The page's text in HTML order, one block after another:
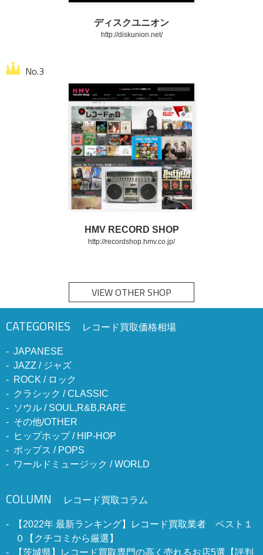
ディスクユニオン
http://diskunion.net/
HMV RECORD SHOP
http://recordshop.hmv.co.jp/
VIEW OTHER SHOP
CATEGORIES レコード買取価格相場
JAPANESE
JAZZ / ジャズ
ROCK / ロック
クラシック / CLASSIC
ソウル / SOUL,R&B,RARE
その他/OTHER
ヒップホップ / HIP-HOP
ポップス / POPS
ワールドミュージック / WORLD
COLUMN レコード買取コラム
【2022年 最新ランキング】レコード買取業者 ベスト１
０【クチコミから厳選】
【茨城県】レコード買取専門の高く売れるお店5選【評判